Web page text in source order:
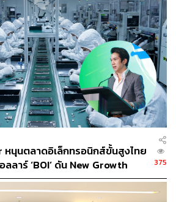
นุนตลาดอิเล็กทรอนิกส์ขั้นสูงไทย
ลาร์ ‘BOI’ ดัน New Growth
375